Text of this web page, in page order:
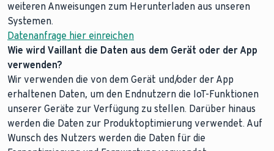
weiteren Anweisungen zum Herunterladen aus unseren
Systemen.
Datenanfrage hier einreichen
Wie wird Vaillant die Daten aus dem Gerät oder der App
verwenden?
Wir verwenden die von dem Gerät und/oder der App
erhaltenen Daten, um den Endnutzern die IoT-Funktionen
unserer Geräte zur Verfügung zu stellen. Darüber hinaus
werden die Daten zur Produktoptimierung verwendet. Auf
Wunsch des Nutzers werden die Daten für die